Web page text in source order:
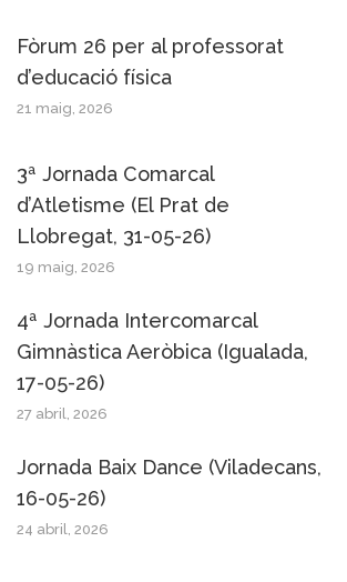
Fòrum 26 per al professorat
d’educació física
21 maig, 2026
3ª Jornada Comarcal
d’Atletisme (El Prat de
Llobregat, 31-05-26)
19 maig, 2026
4ª Jornada Intercomarcal
Gimnàstica Aeròbica (Igualada,
17-05-26)
27 abril, 2026
Jornada Baix Dance (Viladecans,
16-05-26)
24 abril, 2026